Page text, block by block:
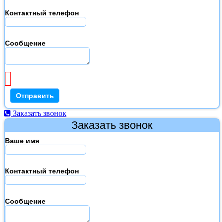
Контактный телефон
Сообщение
Заказать звонок
Заказать звонок
Ваше имя
Контактный телефон
Сообщение